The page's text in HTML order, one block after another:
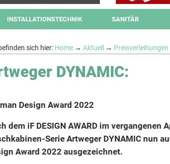
INSTALLATIONSTECHNIK SANITÄR
sich hier: Home → Aktuell → Preisverleihungen
DYNAMIC:
Design Award 2022
dem iF DESIGN AWARD im vergangenen
Serie Artweger DYNAMIC nun
Award 2022 ausgezeichnet.